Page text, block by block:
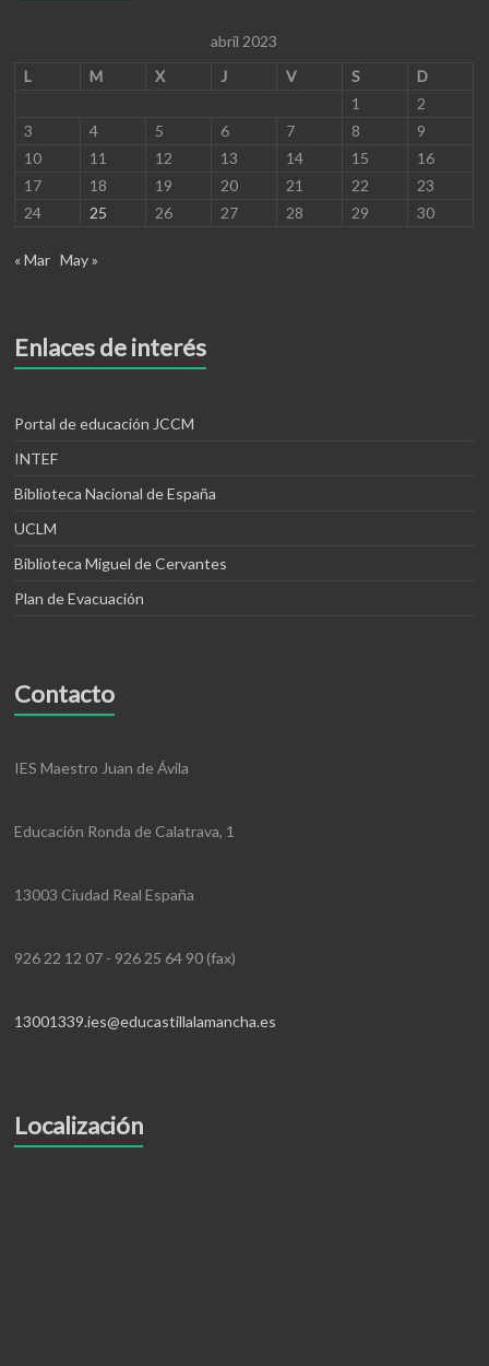
abril 2023
L
M X J V S
D
1
2
3
4 5 6 7 8
9
10
11 12 13 14 15
16
17
18 19 20 21 22
23
24
25 26 27 28 29 30
« Mar May »
Enlaces de interés
Portal de educación JCCM
INTEF
Biblioteca Nacional de España
UCLM
Biblioteca Miguel de Cervantes
Plan de Evacuación
Contacto
IES Maestro Juan de Ávila
Educación Ronda de Calatrava, 1
13003 Ciudad Real España
926 22 12 07 - 926 25 64 90 (fax)
13001339.ies@educastillalamancha.es
Localización